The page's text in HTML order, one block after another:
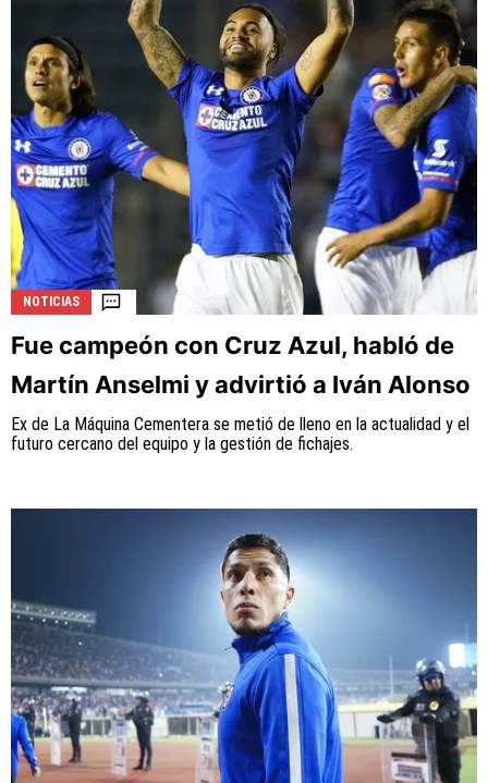
NOTICIAS
Fue campeón con Cruz Azul, habló de
Martín Anselmi y advirtió a Iván Alonso
Ex de La Máquina Cementera se metió de lleno en la actualidad y el
futuro cercano del equipo y la gestión de fichajes.